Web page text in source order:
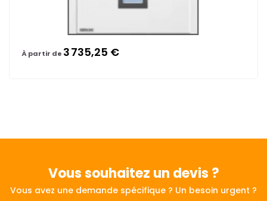
À partir de 3 735,25 €
Vous souhaitez un devis ?
Vous avez une demande spécifique ? Un besoin urgent ?